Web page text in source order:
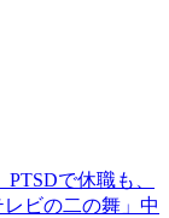
で休職も、
ビの二の舞」中